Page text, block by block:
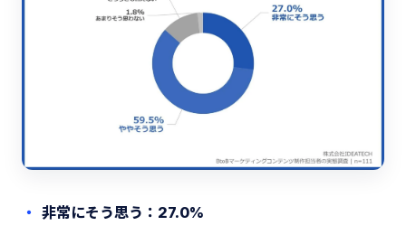
非常にそう思う：27.0%